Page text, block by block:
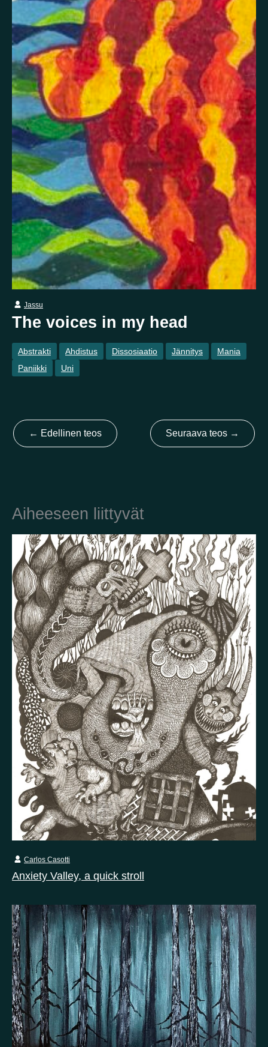
Itsetuhoisuus
Jännitys
Kaipaus
Kaksisuuntainen mielialahäiriö
Kärsimys
Kiitollisuus
Kuolema Kuuloharhat
Luonto
Luottamus
Mania Masennus
Mindfulness
Muisto
Oikeudenmukaisuus Onni
Paha olo
Pakko-oireinen häiriö
Paniikki
Pelko
Persoonallisuushäiriö
Psykoosi
Rakkaus
Rauhallisuus
Rauhattomuus
Riippuvuus
Rohkeus
Seksuaalisuus Skitsofrenia
Stressi
Suojelusenkeli
Surrealismi Suru
Syömishäiriö
Syyllisyys
Trauma
Tulevaisuus
Turvallisuus
Unettomuus Uni
Uupumus
Vääryys
Vainoharhaisuus Valemuisto
Vapaus
Veistos
Viha Yksinäisyys Ylpeys Ystävällisyys
Kotimaa
Yhdysvallat
Not selected
Yhdistynyt kuningaskunta
Jassu
The voices in my head
Abstrakti Ahdistus Dissosiaatio Jännitys
Mania
Paniikki
Uni
← Edellinen teos Seuraava teos →
Aiheeseen liittyvät
Anxiety Valley, a quick stroll
Carlos Casotti